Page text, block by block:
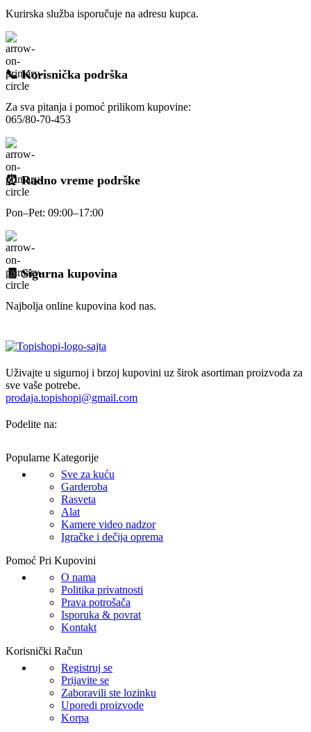
Kurirska služba isporučuje na adresu kupca.
📞 Korisnička podrška
Za sva pitanja i pomoć prilikom kupovine:
065/80-70-453
⏰ Radno vreme podrške
Pon–Pet: 09:00–17:00
🧾 Sigurna kupovina
Najbolja online kupovina kod nas.
Uživajte u sigurnoj i brzoj kupovini uz širok asortiman proizvoda za
sve vaše potrebe.
prodaja.topishopi@gmail.com
Podelite na:
Popularne Kategorije
Sve za kuću
Garderoba
Rasveta
Alat
Kamere video nadzor
Igračke i dečija oprema
Pomoć Pri Kupovini
O nama
Politika privatnosti
Prava potrošača
Isporuka & povrat
Kontakt
Korisnički Račun
Registruj se
Prijavite se
Zaboravili ste lozinku
Uporedi proizvode
Korpa